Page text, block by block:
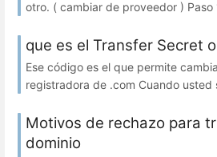
otro. ( cambiar de proveedor ) Paso
que es el Transfer Secret
Ese código es el que permite
registradora de .com Cuando usted
Motivos de rechazo para
dominio